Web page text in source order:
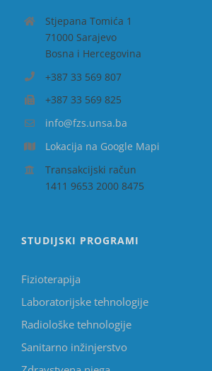
Stjepana Tomića 1
71000 Sarajevo
Bosna i Hercegovina
+387 33 569 807
+387 33 569 825
info@fzs.unsa.ba
Lokacija na Google Mapi
Transakcijski račun
1411 9653 2000 8475
STUDIJSKI PROGRAMI
Fizioterapija
Laboratorijske tehnologije
Radiološke tehnologije
Sanitarno inžinjerstvo